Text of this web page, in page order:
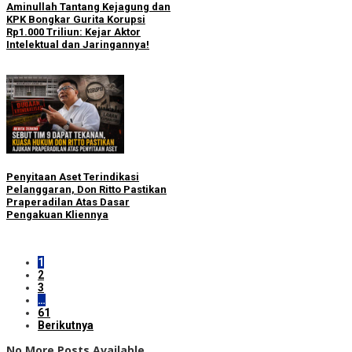
Aminullah Tantang Kejagung dan
KPK Bongkar Gurita Korupsi
Rp1.000 Triliun: Kejar Aktor
Intelektual dan Jaringannya!
Penyitaan Aset Terindikasi
Pelanggaran, Don Ritto Pastikan
Praperadilan Atas Dasar
Pengakuan Kliennya
1
2
3
…
61
Berikutnya